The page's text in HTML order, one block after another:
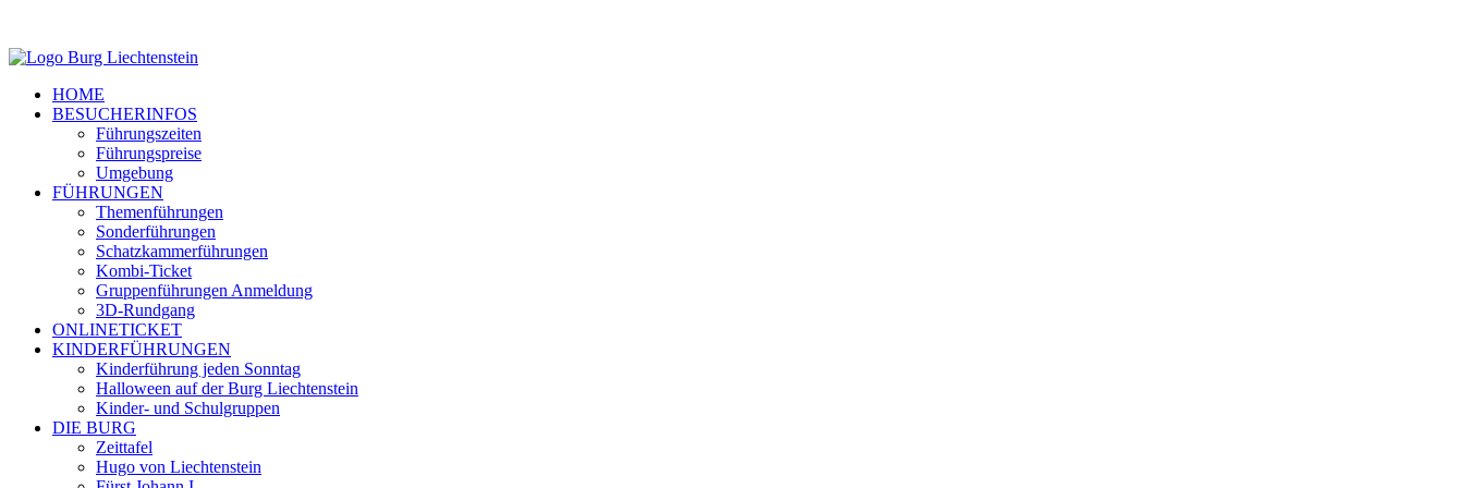
HOME
BESUCHERINFOS
Führungszeiten
Führungspreise
Umgebung
FÜHRUNGEN
Themenführungen
Sonderführungen
Schatzkammerführungen
Kombi-Ticket
Gruppenführungen Anmeldung
3D-Rundgang
ONLINETICKET
KINDERFÜHRUNGEN
Kinderführung jeden Sonntag
Halloween auf der Burg Liechtenstein
Kinder- und Schulgruppen
DIE BURG
Zeittafel
Hugo von Liechtenstein